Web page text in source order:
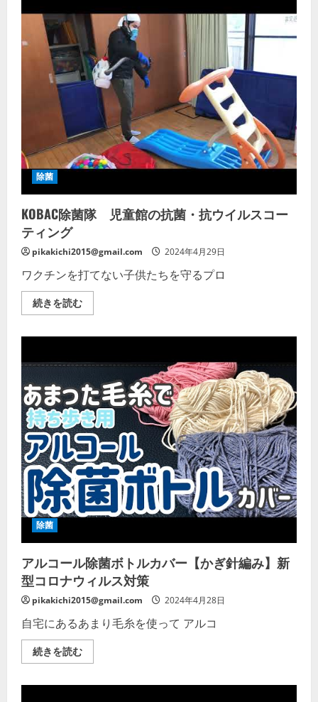
ビ
ッ
グ
バ
ン】
感
染
対
策
ロ
ナ
抗
菌
抗
イ
ス
の
を
覧
く
だ
さ
ッ
ズ
の
正
し
い
選
び
方
な
え
ア
レ
バ
の
染
対
詳
を
ご
覧
く
だ
除菌
KOBAC除菌隊 児童館の抗菌・抗ウイルスコー
ティング
pikakichi2015@gmail.com 2024年4月29日
ワクチンを打てない子供たちを守るプロ
続きを読むKOBAC
除
館
抗
菌・
抗
ウ
イ
ル
ス
コ
ー
テ
ィ
ン
グ
の
詳
を
覧
く
だ
い
除菌
アルコール除菌ボトルカバー【かぎ針編み】新
型コロナウィルス対策
pikakichi2015@gmail.com 2024年4月28日
自宅にあるあまり毛糸を使って アルコ
続きを読むア
ル